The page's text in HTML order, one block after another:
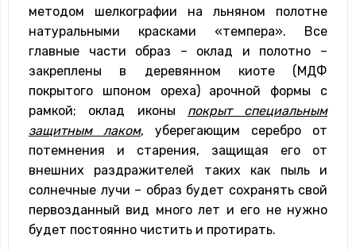
методом шелкографии на льняном полотне
натуральными красками «темпера». Все
главные части образ – оклад и полотно –
закреплены в деревянном киоте (МДФ
покрытого шпоном ореха) арочной формы с
рамкой; оклад иконы покрыт специальным
защитным лаком, уберегающим серебро от
потемнения и старения, защищая его от
внешних раздражителей таких как пыль и
солнечные лучи – образ будет сохранять свой
первозданный вид много лет и его не нужно
будет постоянно чистить и протирать.